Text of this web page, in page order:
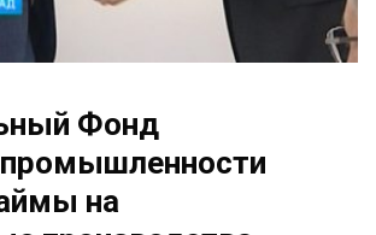
Фонд
промышленности
на